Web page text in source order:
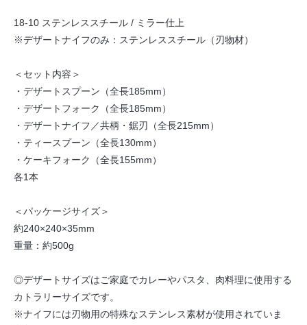
18-10 ステンレススチール / ミラー仕上
※デザートナイフのみ：ステンレススチール（刃物材）
＜セット内容＞
・デザートスプーン（全長185mm）
・デザートフォーク（全長185mm）
・デザートナイフ／共柄・鋸刃（全長215mm）
・ティースプーン（全長130mm）
・ケーキフォーク（全長155mm）
各1本
＜パッケージサイズ＞
約240×240×35mm
重量：約500g
◎デザートサイズはご家庭でカレーやパスタ、肉料理に使用する
カトラリーサイズです。
※ナイフには刃物用の特殊なステンレス素材が使用されていま